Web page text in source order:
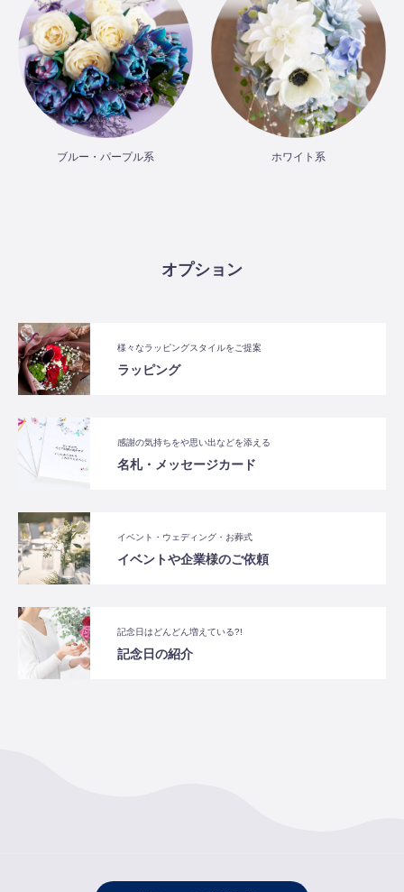
ブルー・パープル系 ホワイト系
オプション
様々なラッピングスタイルをご提案
ラッピング
感謝の気持ちをや思い出などを添える
名札・メッセージカード
イベント・ウェディング・お葬式
イベントや企業様のご依頼
記念日はどんどん増えている?!
記念日の紹介